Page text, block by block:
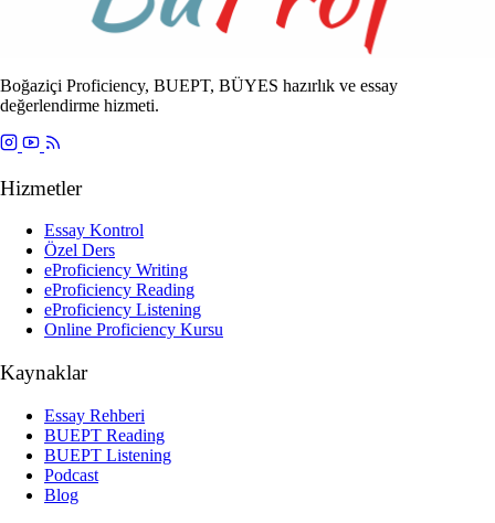
Boğaziçi Proficiency, BUEPT, BÜYES hazırlık ve essay
değerlendirme hizmeti.
Hizmetler
Essay Kontrol
Özel Ders
eProficiency Writing
eProficiency Reading
eProficiency Listening
Online Proficiency Kursu
Kaynaklar
Essay Rehberi
BUEPT Reading
BUEPT Listening
Podcast
Blog